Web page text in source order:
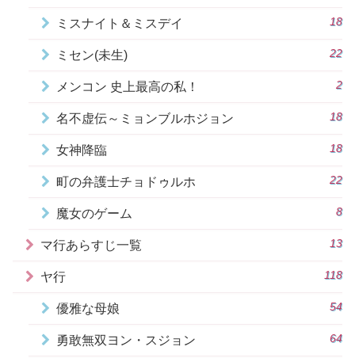
ミスナイト＆ミスデイ 18
ミセン(未生) 22
メンコン 史上最高の私！ 2
名不虚伝～ミョンブルホジョン 18
女神降臨 18
町の弁護士チョドゥルホ 22
魔女のゲーム 8
マ行あらすじ一覧 13
ヤ行 118
優雅な母娘 54
勇敢無双ヨン・スジョン 64